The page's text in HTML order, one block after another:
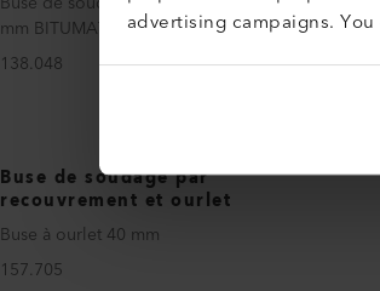
advertising campaigns.
mm BITUMAT B2
138.048
Buse de soudage par
recouvrement et ourlet
Buse à ourlet 40 mm
157.705